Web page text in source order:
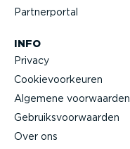
Partner­portal
INFO
Privacy
Cookie­voor­keuren
Algemene voorwaarden
Gebruiks­voor­waarden
Over ons